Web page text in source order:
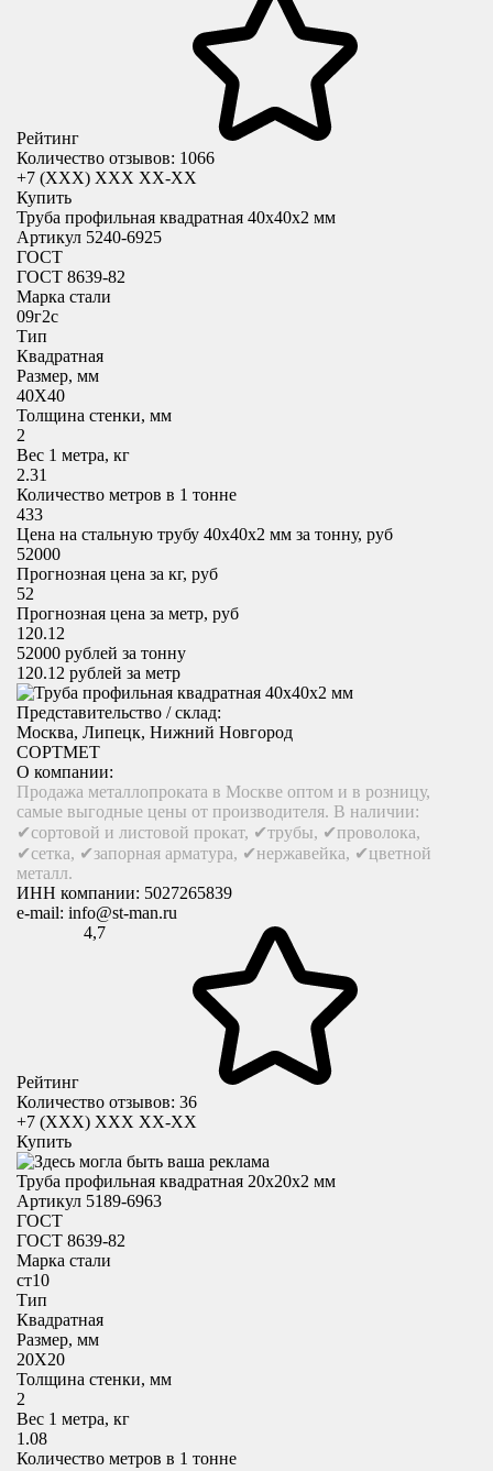
Рейтинг
Количество отзывов: 1066
+7 (XXX) ХХХ ХХ-ХХ
Купить
Труба профильная квадратная 40x40х2 мм
Артикул 5240-6925
ГОСТ
ГОСТ 8639-82
Марка стали
09г2с
Тип
Квадратная
Размер, мм
40X40
Толщина стенки, мм
2
Вес 1 метра, кг
2.31
Количество метров в 1 тонне
433
Цена на стальную трубу 40x40х2 мм за тонну, руб
52000
Прогнозная цена за кг, руб
52
Прогнозная цена за метр, руб
120.12
52000 рублей за тонну
120.12 рублей за метр
Представительство / склад:
Москва, Липецк, Нижний Новгород
СОРТМЕТ
О компании:
Продажа металлопроката в Москве оптом и в розницу,
самые выгодные цены от производителя. В наличии:
✔сортовой и листовой прокат, ✔трубы, ✔проволока,
✔сетка, ✔запорная арматура, ✔нержавейка, ✔цветной
металл.
ИНН компании: 5027265839
e-mail: info@st-man.ru
Рейтинг
4,7
Количество отзывов: 36
+7 (XXX) ХХХ ХХ-ХХ
Купить
Труба профильная квадратная 20x20х2 мм
Артикул 5189-6963
ГОСТ
ГОСТ 8639-82
Марка стали
ст10
Тип
Квадратная
Размер, мм
20X20
Толщина стенки, мм
2
Вес 1 метра, кг
1.08
Количество метров в 1 тонне